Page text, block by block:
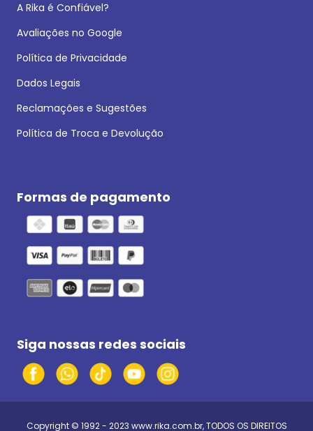
A Rika é Confiável?
Avaliações no Google
Política de Privacidade
Dados Legais
Reclamações e Sugestões
Política de Troca e Devolução
Formas de pagamento
Siga nossas redes sociais
Copyright © 1992 - 2023 www.rika.com.br, TODOS OS DIREITOS